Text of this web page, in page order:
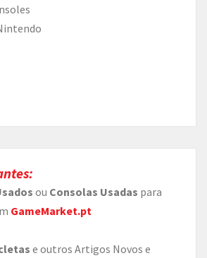
ou Consolas Usadas para
GameMarket.pt
e outros Artigos Novos e